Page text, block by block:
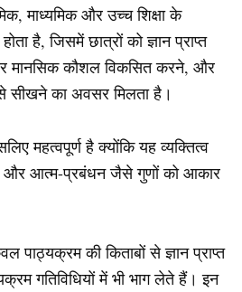
माध्यमिक और उच्च शिक्षा के
है, जिसमें छात्रों को ज्ञान प्राप्त
मानसिक कौशल विकसित करने, और
सीखने का अवसर मिलता है।
महत्वपूर्ण है क्योंकि यह व्यक्तित्व
और आत्म-प्रबंधन जैसे गुणों को आकार
पाठ्यक्रम की किताबों से ज्ञान प्राप्त
गतिविधियों में भी भाग लेते हैं। इन